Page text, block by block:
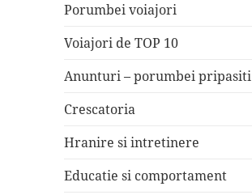
Porumbei voiajori
Voiajori de TOP 10
Anunturi – porumbei pripasiti
Crescatoria
Hranire si intretinere
Educatie si comportament